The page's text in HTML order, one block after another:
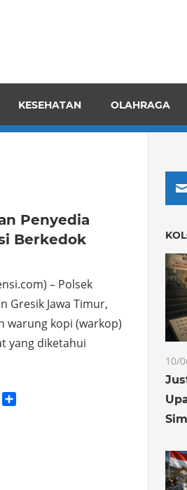
KESEHATAN OLAHRAGA
Penyedia
Berkedok
– Polsek
Gresik Jawa Timur,
warung kopi (warkop)
yang diketahui
Yahoo
10/